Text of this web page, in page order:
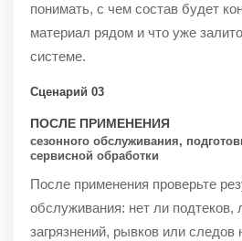
понимать, с чем состав будет
материал рядом и что уже
системе.
Сценарий 03
ПОСЛЕ ПРИМЕНЕНИЯ
сезонного обслуживания,
сервисной обработки
После применения проверьте
обслуживания: нет ли подтеков,
загрязнений, рывков или следов